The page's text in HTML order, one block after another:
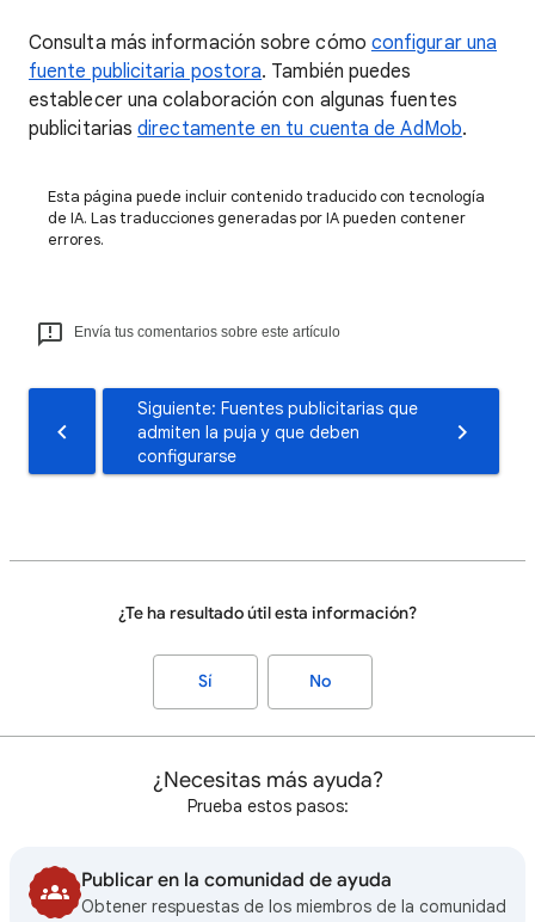
Consulta más información sobre cómo configurar una
fuente publicitaria postora. También puedes
establecer una colaboración con algunas fuentes
publicitariasdirectamente en tu cuenta de AdMob.
Esta página puede incluir contenido traducido con tecnología
de IA. Las traducciones generadas por IA pueden contener
errores.
Envía tus comentarios sobre este artículo
Siguiente: Fuentes publicitarias que
admiten la puja y que deben
configurarse
¿Te ha resultado útil esta información?
Sí No
¿Necesitas más ayuda?
Prueba estos pasos:
Publicar en la comunidad de ayuda
Obtener respuestas de los miembros de la comunidad